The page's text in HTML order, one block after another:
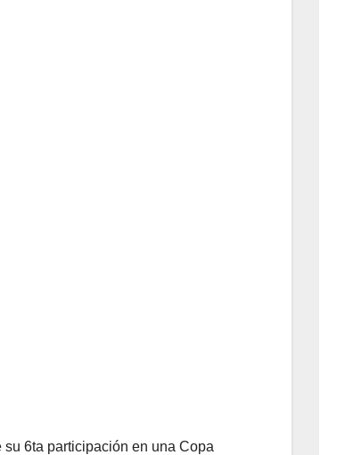
6ta participación en una Copa